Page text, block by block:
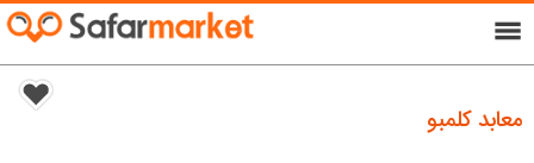
menu
معابد کلمبو